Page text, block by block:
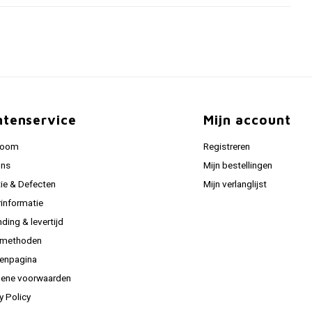
& Defecten
& levertijd
voorwaarden
Policy
Mijn account
Registreren
Mijn bestellingen
Mijn verlanglijst